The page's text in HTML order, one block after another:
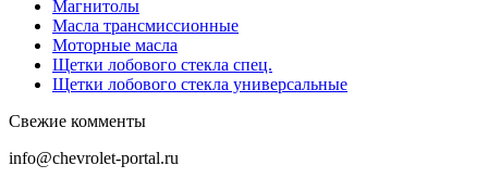
Магнитолы
Масла трансмиссионные
Моторные масла
Щетки лобового стекла спец.
Щетки лобового стекла универсальные
Свежие комменты
info@chevrolet-portal.ru